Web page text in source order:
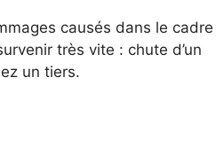
causés dans le cadre
très vite : chute d’un
un tiers.